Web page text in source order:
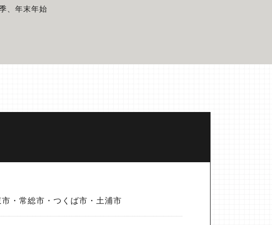
、年末年始
・常総市・つくば市・土浦市